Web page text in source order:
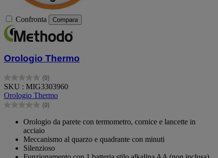
Confronta Compara
Orologio Thermo
(0)
0.0
su
5
stelle.
SKU : MIG3303960
Orologio Thermo
(0)
0.0
Orologio da parete con termometro, cornice e lancette in
acciaio
Meccanismo al quarzo e quadrante con minuti
Silenzioso